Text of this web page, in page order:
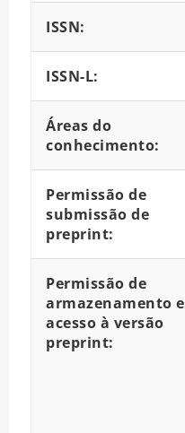
ISSN:
ISSN-L:
Áreas do
conhecimento:
Permissão de
submissão de
preprint:
Permissão de
armazenamento e
acesso à versão
preprint: